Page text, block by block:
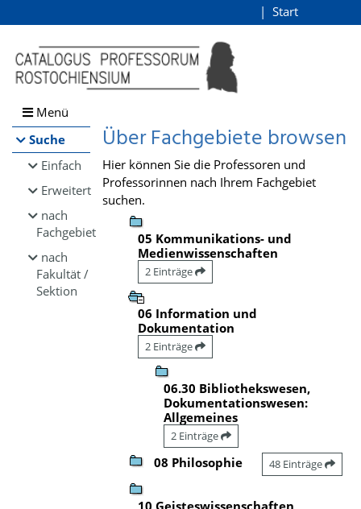
Browsen
direkt zum Inhalt
Start
Menü
Suche
Einfach
Erweitert
nach
Fachgebiet
nach
Fakultät /
Sektion
Über Fachgebiete browsen
Hier können Sie die Professoren und
Professorinnen nach Ihrem Fachgebiet
suchen.
05 Kommunikations- und
Medienwissenschaften
2 Einträge
06 Information und
Dokumentation
2 Einträge
06.30 Bibliothekswesen,
Dokumentationswesen:
Allgemeines
2 Einträge
08 Philosophie 48 Einträge
10 Geisteswissenschaften